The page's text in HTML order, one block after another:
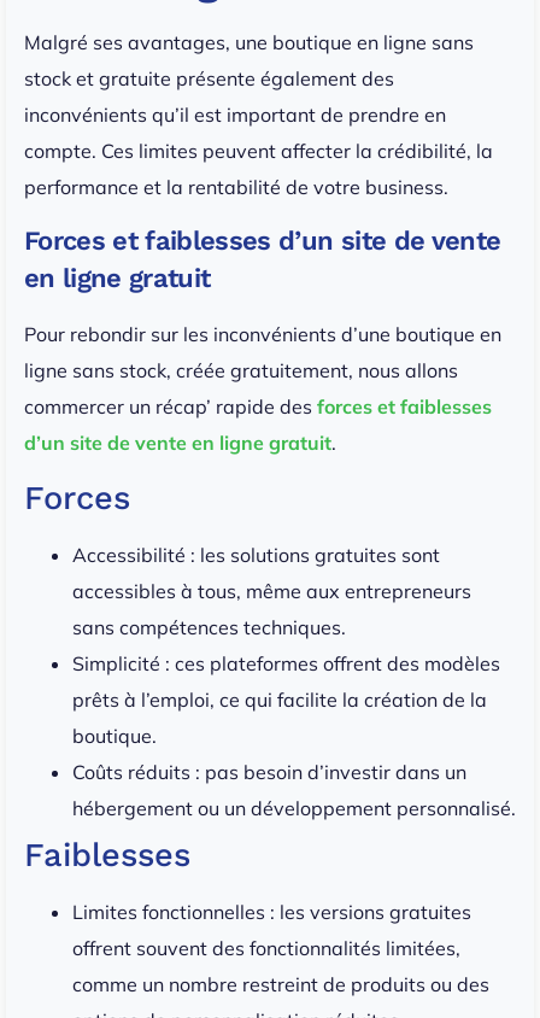
Malgré ses avantages, une boutique en ligne sans
stock et gratuite présente également des
inconvénients qu’il est important de prendre en
compte. Ces limites peuvent affecter la crédibilité, la
performance et la rentabilité de votre business.
Forces et faiblesses d’un site de vente
en ligne gratuit
Pour rebondir sur les inconvénients d’une boutique en
ligne sans stock, créée gratuitement, nous allons
commercer un récap’ rapide des forces et faiblesses
d’un site de vente en ligne gratuit.
Forces
Accessibilité : les solutions gratuites sont
accessibles à tous, même aux entrepreneurs
sans compétences techniques.
Simplicité : ces plateformes offrent des modèles
prêts à l’emploi, ce qui facilite la création de la
boutique.
Coûts réduits : pas besoin d’investir dans un
hébergement ou un développement personnalisé.
Faiblesses
Limites fonctionnelles : les versions gratuites
offrent souvent des fonctionnalités limitées,
comme un nombre restreint de produits ou des